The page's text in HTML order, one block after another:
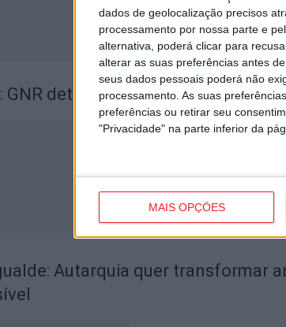
dados de geolocalização precisos
processamento por nossa parte e
alternativa, poderá clicar para
alterar as suas preferências antes
seus dados pessoais poderá não
processamento. As suas
preferências ou retirar seu
"Privacidade" na parte inferior da
MAIS OPÇÕES
GNR detém sete suspeitos por
Autarquia quer transformar